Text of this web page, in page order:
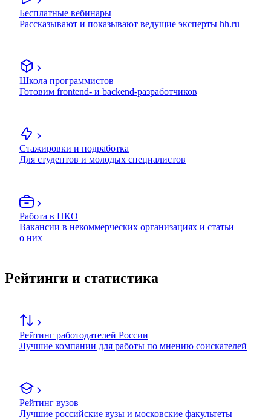
Бесплатные вебинары
Рассказывают и показывают ведущие эксперты hh.ru
Школа программистов
Готовим frontend- и backend-разработчиков
Стажировки и подработка
Для студентов и молодых специалистов
Работа в НКО
Вакансии в некоммерческих организациях и статьи
о них
Рейтинги и статистика
Рейтинг работодателей России
Лучшие компании для работы по мнению соискателей
Рейтинг вузов
Лучшие российские вузы и московские факультеты